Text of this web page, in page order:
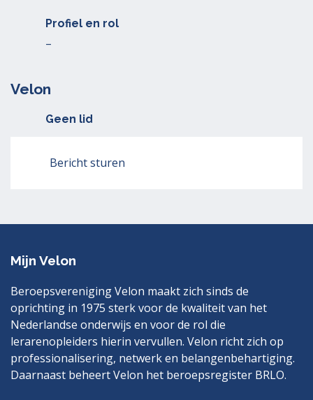
Profiel en rol
–
Velon
Geen lid
Bericht sturen
Mijn Velon
Beroepsvereniging Velon maakt zich sinds de
oprichting in 1975 sterk voor de kwaliteit van het
Nederlandse onderwijs en voor de rol die
lerarenopleiders hierin vervullen. Velon richt zich op
professionalisering, netwerk en belangenbehartiging.
Daarnaast beheert Velon het beroepsregister BRLO.